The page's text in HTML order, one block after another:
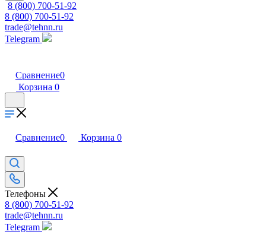
8 (800) 700-51-92
8 (800) 700-51-92
trade@tehnn.ru
Telegram
Сравнение0
Корзина 0
Сравнение0 Корзина 0
Телефоны
8 (800) 700-51-92
trade@tehnn.ru
Telegram